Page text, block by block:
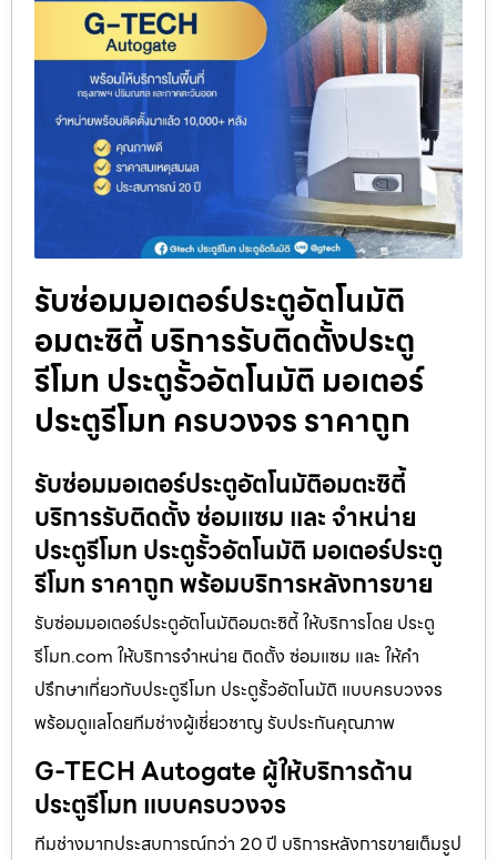
รับซ่อมมอเตอร์ประตูอัตโนมัติ
อมตะซิตี้ บริการรับติดตั้งประตู
รีโมท ประตูรั้วอัตโนมัติ มอเตอร์
ประตูรีโมท ครบวงจร ราคาถูก
รับซ่อมมอเตอร์ประตูอัตโนมัติอมตะซิตี้
บริการรับติดตั้ง ซ่อมแซม และ จำหน่าย
ประตูรีโมท ประตูรั้วอัตโนมัติ มอเตอร์ประตู
รีโมท ราคาถูก พร้อมบริการหลังการขาย
รับซ่อมมอเตอร์ประตูอัตโนมัติอมตะซิตี้ ให้บริการโดย ประตู
รีโมท.com ให้บริการจำหน่าย ติดตั้ง ซ่อมแซม และ ให้คำ
ปรึกษาเกี่ยวกับประตูรีโมท ประตูรั้วอัตโนมัติ แบบครบวงจร
พร้อมดูแลโดยทีมช่างผู้เชี่ยวชาญ รับประกันคุณภาพ
G-TECH Autogate ผู้ให้บริการด้าน
ประตูรีโมท แบบครบวงจร
ทีมช่างมากประสบการณ์กว่า 20 ปี บริการหลังการขายเต็มรูป